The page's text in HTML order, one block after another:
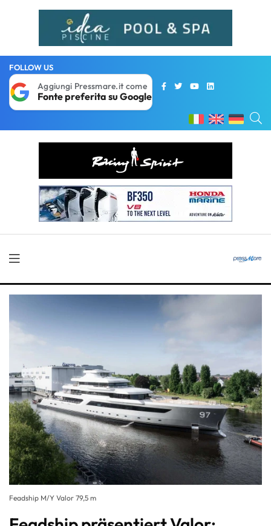
FOLLOW US
Aggiungi Pressmare.it come
Fonte preferita su Google
Feadship M/Y Valor 79,5 m